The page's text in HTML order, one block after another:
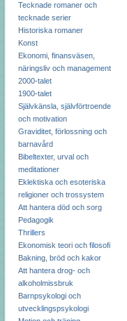
Tecknade romaner och
tecknade serier
Historiska romaner
Konst
Ekonomi, finansväsen,
näringsliv och management
2000-talet
1900-talet
Självkänsla, självförtroende
och motivation
Graviditet, förlossning och
barnavård
Bibeltexter, urval och
meditationer
Eklektiska och esoteriska
religioner och trossystem
Att hantera död och sorg
Pedagogik
Thrillers
Ekonomisk teori och filosofi
Bakning, bröd och kakor
Att hantera drog- och
alkoholmissbruk
Barnpsykologi och
utvecklingspsykologi